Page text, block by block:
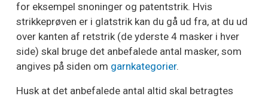
for eksempel snoninger og patentstrik. Hvis
strikkeprøven er i glatstrik kan du gå ud fra, at du ud
over kanten af retstrik (de yderste 4 masker i hver
side) skal bruge det anbefalede antal masker, som
angives på siden om garnkategorier.
Husk at det anbefalede antal altid skal betragtes